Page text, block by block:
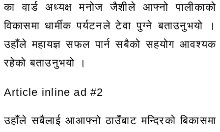
का वार्ड अध्यक्ष मनोज जैशीले आफ्नो पालीकाको
विकासमा धार्मीक पर्यटनले टेवा पुग्ने बताउनुभयो ।
उहाँले महायज्ञ सफल पार्न सबैको सहयोग आवश्यक
रहेको बताउनुभयो ।
Article inline ad #2
उहाँले सबैलाई आआफ्नो ठाउँबाट मन्दिरको बिकासमा